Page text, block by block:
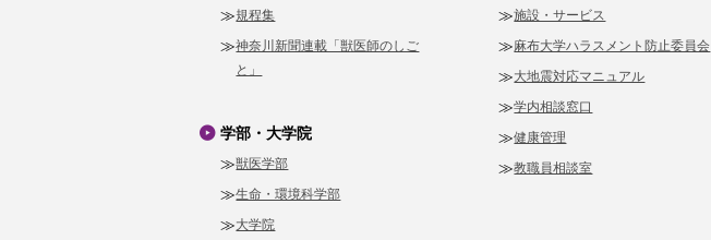
規程集
神奈川新聞連載「獣医師のしご
と」
学部・大学院
獣医学部
生命・環境科学部
大学院
施設・サービス
麻布大学ハラスメント防止委員会
大地震対応マニュアル
学内相談窓口
健康管理
教職員相談室